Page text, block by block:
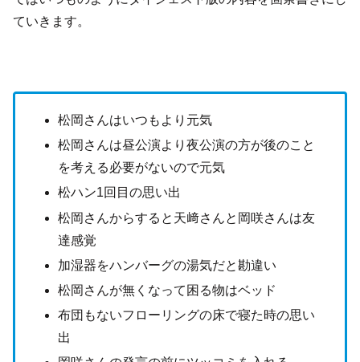
ていきます。
松岡さんはいつもより元気
松岡さんは昼公演より夜公演の方が後のこと
を考える必要がないので元気
松ハン1回目の思い出
松岡さんからすると天﨑さんと岡咲さんは友
達感覚
加湿器をハンバーグの湯気だと勘違い
松岡さんが無くなって困る物はベッド
布団もないフローリングの床で寝た時の思い
出